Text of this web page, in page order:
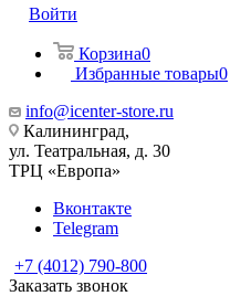
Войти
Корзина0
Избранные товары0
info@icenter-store.ru
Калининград,
ул. Театральная, д. 30
ТРЦ «Европа»
Вконтакте
Telegram
+7 (4012) 790-800
Заказать звонок